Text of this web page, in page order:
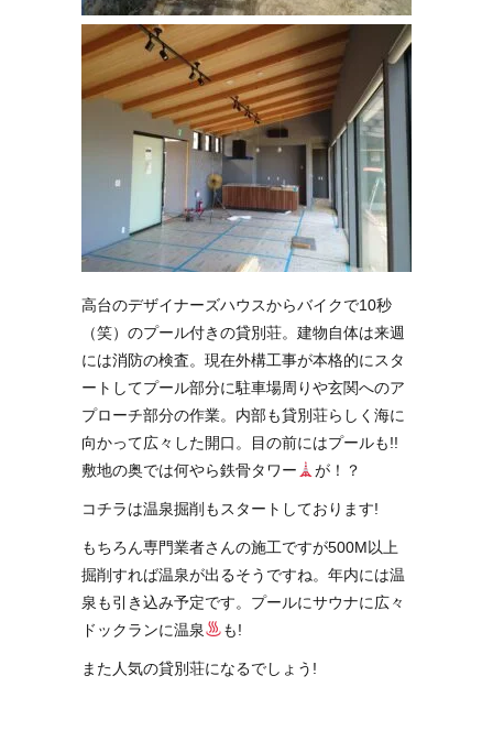
高台のデザイナーズハウスからバイクで10秒
（笑）のプール付きの貸別荘。建物自体は来週
には消防の検査。現在外構工事が本格的にスタ
ートしてプール部分に駐車場周りや玄関へのア
プローチ部分の作業。内部も貸別荘らしく海に
向かって広々した開口。目の前にはプールも!!
敷地の奥では何やら鉄骨タワー
が！？
コチラは温泉掘削もスタートしております!
もちろん専門業者さんの施工ですが500M以上
掘削すれば温泉が出るそうですね。年内には温
泉も引き込み予定です。プールにサウナに広々
ドックランに温泉
も!
また人気の貸別荘になるでしょう!